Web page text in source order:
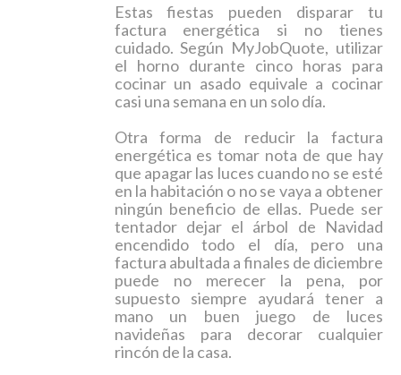
Estas fiestas pueden disparar tu
factura energética si no tienes
cuidado. Según MyJobQuote, utilizar
el horno durante cinco horas para
cocinar un asado equivale a cocinar
casi una semana en un solo día.
Otra forma de reducir la factura
energética es tomar nota de que hay
que apagar las luces cuando no se esté
en la habitación o no se vaya a obtener
ningún beneficio de ellas. Puede ser
tentador dejar el árbol de Navidad
encendido todo el día, pero una
factura abultada a finales de diciembre
puede no merecer la pena, por
supuesto siempre ayudará tener a
mano un buen juego de luces
navideñas para decorar cualquier
rincón de la casa.